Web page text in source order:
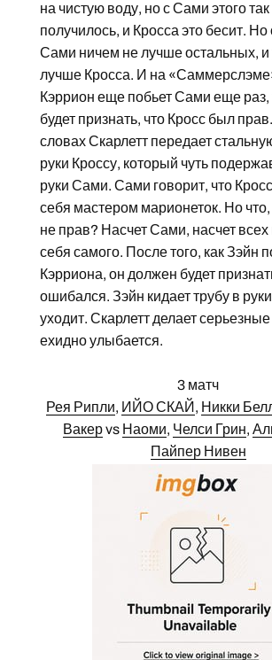
на чистую воду, но с Сами этого так
получилось, и Кросса это бесит. Но
Сами ничем не лучше остальных, и
лучше Кросса. И на
Кэррион еще побьет Сами еще раз,
будет признать, что Кросс был
словах Скарлетт передает
руки Кроссу, который чуть
руки Сами. Сами говорит, что
себя мастером марионеток. Но
не прав? Насчет Сами, насчет всех
себя самого. После того, как Зэйн
Кэрриона, он должен будет
ошибался. Зэйн кидает трубу в
уходит. Скарлетт делает
ехидно улыбается.
3 матч
Рея Рипли, ИЙО СКАЙ , Никки
Вакерvs Наоми, Челси Грин,
Пайпер Нивен